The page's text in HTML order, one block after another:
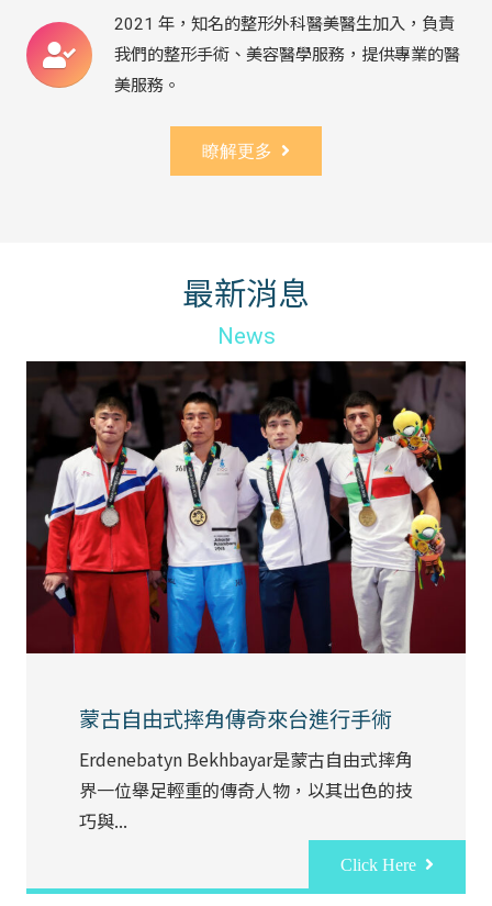
2021 年，知名的整形外科醫美醫生加入，負責
我們的整形手術、美容醫學服務，提供專業的醫
美服務。
瞭解更多
最新消息
News
蒙古自由式摔角傳奇來台進行手術
Erdenebatyn Bekhbayar是蒙古自由式摔角
界一位舉足輕重的傳奇人物，以其出色的技
巧與...
Click Here